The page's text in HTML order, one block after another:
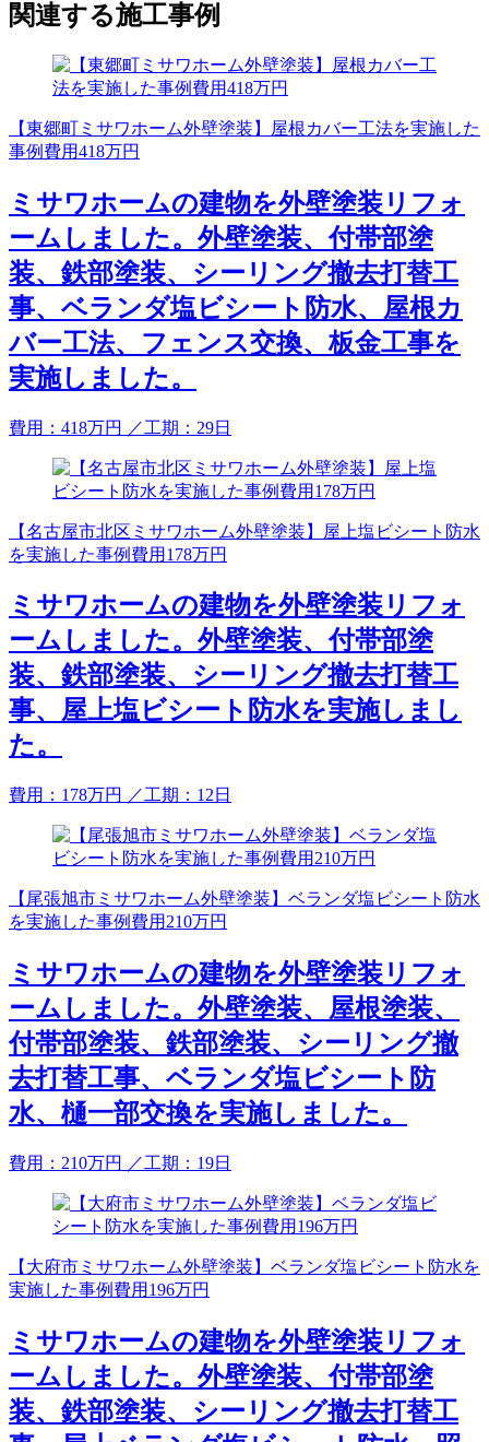
関連する施工事例
【東郷町ミサワホーム外壁塗装】屋根カバー工法を実施した
事例費用418万円
ミサワホームの建物を外壁塗装リフォ
ームしました。外壁塗装、付帯部塗
装、鉄部塗装、シーリング撤去打替工
事、ベランダ塩ビシート防水、屋根カ
バー工法、フェンス交換、板金工事を
実施しました。
費用： 418万円 ／工期：29日
【名古屋市北区ミサワホーム外壁塗装】屋上塩ビシート防水
を実施した事例費用178万円
ミサワホームの建物を外壁塗装リフォ
ームしました。外壁塗装、付帯部塗
装、鉄部塗装、シーリング撤去打替工
事、屋上塩ビシート防水を実施しまし
た。
費用： 178万円 ／工期：12日
【尾張旭市ミサワホーム外壁塗装】ベランダ塩ビシート防水
を実施した事例費用210万円
ミサワホームの建物を外壁塗装リフォ
ームしました。外壁塗装、屋根塗装、
付帯部塗装、鉄部塗装、シーリング撤
去打替工事、ベランダ塩ビシート防
水、樋一部交換を実施しました。
費用： 210万円 ／工期：19日
【大府市ミサワホーム外壁塗装】ベランダ塩ビシート防水を
実施した事例費用196万円
ミサワホームの建物を外壁塗装リフォ
ームしました。外壁塗装、付帯部塗
装、鉄部塗装、シーリング撤去打替工